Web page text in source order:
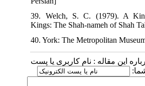
39. Welch, S. C.
Kings: The Shah-nameh
40. York: The
مقاله : نام کاربری یا پست